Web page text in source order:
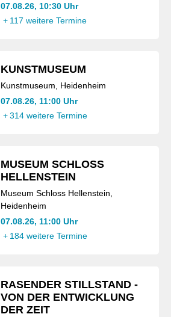
07.08.26, 10:30 Uhr
+ 117 weitere Termine
KUNSTMUSEUM
Kunstmuseum, Heidenheim
07.08.26, 11:00 Uhr
+ 314 weitere Termine
MUSEUM SCHLOSS
HELLENSTEIN
Museum Schloss Hellenstein,
Heidenheim
07.08.26, 11:00 Uhr
+ 184 weitere Termine
RASENDER STILLSTAND -
VON DER ENTWICKLUNG
DER ZEIT